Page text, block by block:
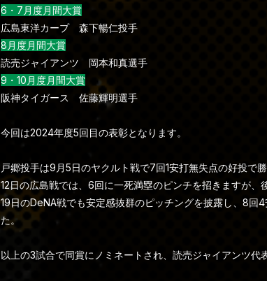
6・7月度月間大賞
広島東洋カープ 森下暢仁投手
8月度月間大賞
読売ジャイアンツ 岡本和真選手
9・10月度月間大賞
阪神タイガース 佐藤輝明選手
今回は2024年度5回目の表彰となります。
戸郷投手は9月5日のヤクルト戦で7回1安打無失点の好投で勝
12日の広島戦では、6回に一死満塁のピンチを招きますが、
19日のDeNA戦でも安定感抜群のピッチングを披露し、8回
た。
以上の3試合で同賞にノミネートされ、読売ジャイアンツ代